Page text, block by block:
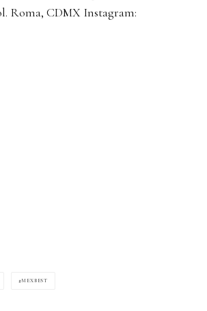
Roma, CDMX Instagram:
MEXBEST